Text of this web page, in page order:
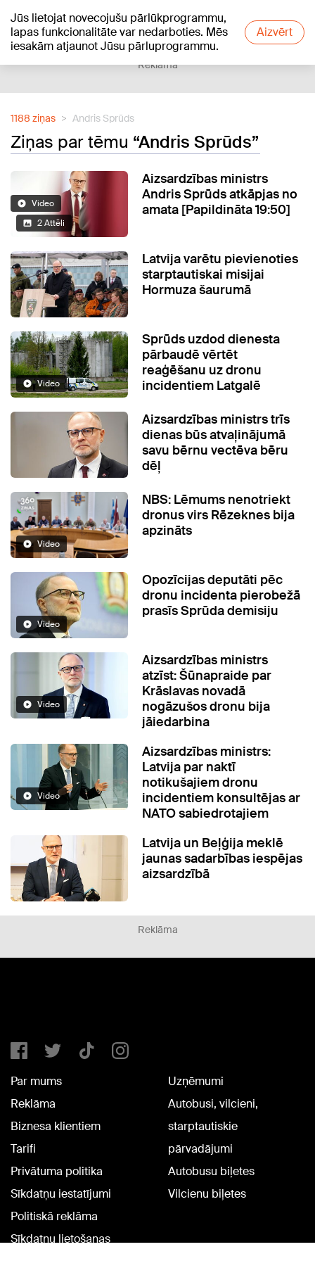
Jūs lietojat novecojušu pārlūkprogrammu,
lapas funkcionalitāte var nedarboties. Mēs
iesakām atjaunot Jūsu pārluprogrammu.
Aizvērt
+15°C
Reklāma
1188 ziņas Andris Sprūds
Ziņas par tēmu “Andris Sprūds”
Video
2 Attēli
Aizsardzības ministrs
Andris Sprūds atkāpjas no
amata [Papildināta 19:50]
Latvija varētu pievienoties
starptautiskai misijai
Hormuza šaurumā
Video
Sprūds uzdod dienesta
pārbaudē vērtēt
reaģēšanu uz dronu
incidentiem Latgalē
Aizsardzības ministrs trīs
dienas būs atvaļinājumā
savu bērnu vectēva bēru
dēļ
Video
NBS: Lēmums nenotriekt
dronus virs Rēzeknes bija
apzināts
Video
Opozīcijas deputāti pēc
dronu incidenta pierobežā
prasīs Sprūda demisiju
Video
Aizsardzības ministrs
atzīst: Šūnapraide par
Krāslavas novadā
nogāzušos dronu bija
jāiedarbina
Video
Aizsardzības ministrs:
Latvija par naktī
notikušajiem dronu
incidentiem konsultējas ar
NATO sabiedrotajiem
Latvija un Beļģija meklē
jaunas sadarbības iespējas
aizsardzībā
Reklāma
Par mums
Reklāma
Biznesa klientiem
Tarifi
Privātuma politika
Sīkdatņu iestatījumi
Politiskā reklāma
Sīkdatņu lietošanas
Uzņēmumi
Autobusi, vilcieni,
starptautiskie
pārvadājumi
Autobusu biļetes
Vilcienu biļetes